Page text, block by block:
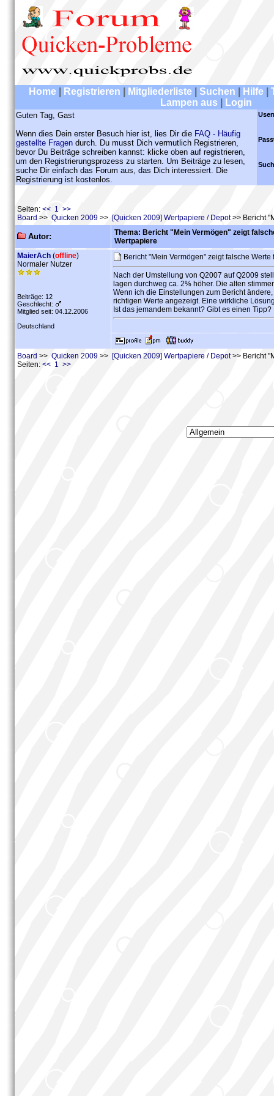
Home Registrieren Mitgliederliste Suchen Hilfe
Lampen aus
Login
Guten Tag, Gast
Wenn dies Dein erster Besuch hier ist, lies Dir die FAQ - Häufig
gestellte Fragen durch. Du musst Dich vermutlich Registrieren,
bevor Du Beiträge schreiben kannst: klicke oben auf registrieren,
um den Registrierungsprozess zu starten. Um Beiträge zu lesen,
suche Dir einfach das Forum aus, das Dich interessiert. Die
Registrierung ist kostenlos.
Seiten: << 1 >>
Board >> Quicken 2009 >> [Quicken 2009] Wertpapiere / Depot>> Bericht
Autor:
Thema: Bericht "Mein Vermögen" zeigt
Wertpapiere
MaierAch (offline)
Normaler Nutzer
Beiträge: 12
Geschlecht:
Mitglied seit: 04.12.2006
Deutschland
Bericht "Mein Vermögen" zeigt falsche
Nach der Umstellung von Q2007 auf Q2009
lagen durchweg ca. 2% höher. Die alten
Wenn ich die Einstellungen zum Bericht
richtigen Werte angezeigt. Eine wirkliche
Ist das jemandem bekannt? Gibt es einen Tipp?
Board >> Quicken 2009 >> [Quicken 2009] Wertpapiere / Depot>> Bericht
Seiten: << 1 >>